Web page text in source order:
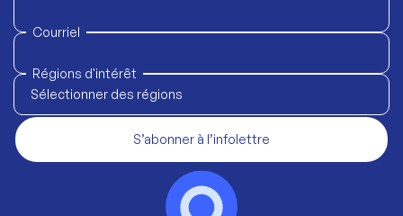
Courriel
Régions d'intérêt
Sélectionner des régions
S’abonner à l’infolettre